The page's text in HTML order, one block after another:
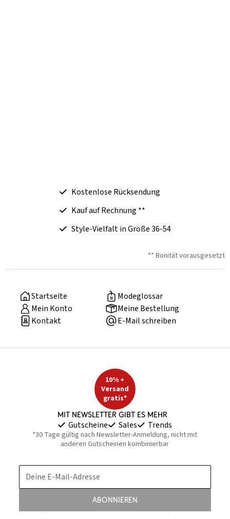
Kostenlose Rücksendung
Kauf auf Rechnung **
Style-Vielfalt in Größe 36-54
** Bonität vorausgesetzt
Startseite
Modeglossar
Mein Konto
Meine Bestellung
Kontakt
E-Mail schreiben
10% +
Versand
gratis*
Mit Newsletter gibt es mehr
Gutscheine Sales Trends
*30 Tage gültig nach Newsletter-Anmeldung, nicht mit
anderen Gutscheinen kombinierbar
Deine E-Mail-Adresse
Abonnieren